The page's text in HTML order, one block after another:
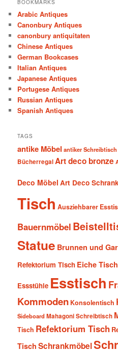
BOOKMARKS
Arabic Antiques
Canonbury Antiques
canonbury antiquitaten
Chinese Antiques
German Bookcases
Italian Antiques
Japanese Antiques
Portugese Antiques
Russian Antiques
Spanish Antiques
TAGS
antike Möbel antiker Schreibtisch
BücherregalArt deco bronze
Deco Möbel Art Deco Schrank
Tisch Ausziehbarer
Bauernmöbel
Statue Brunnen und
Refektorium Tisch Eiche Tisch
Essstühle Esstisch
Kommoden Konsolentisch
SideboardMahagoni Schreibtisch
Tisch Refektorium Tisch
Tisch Schrankmöbel